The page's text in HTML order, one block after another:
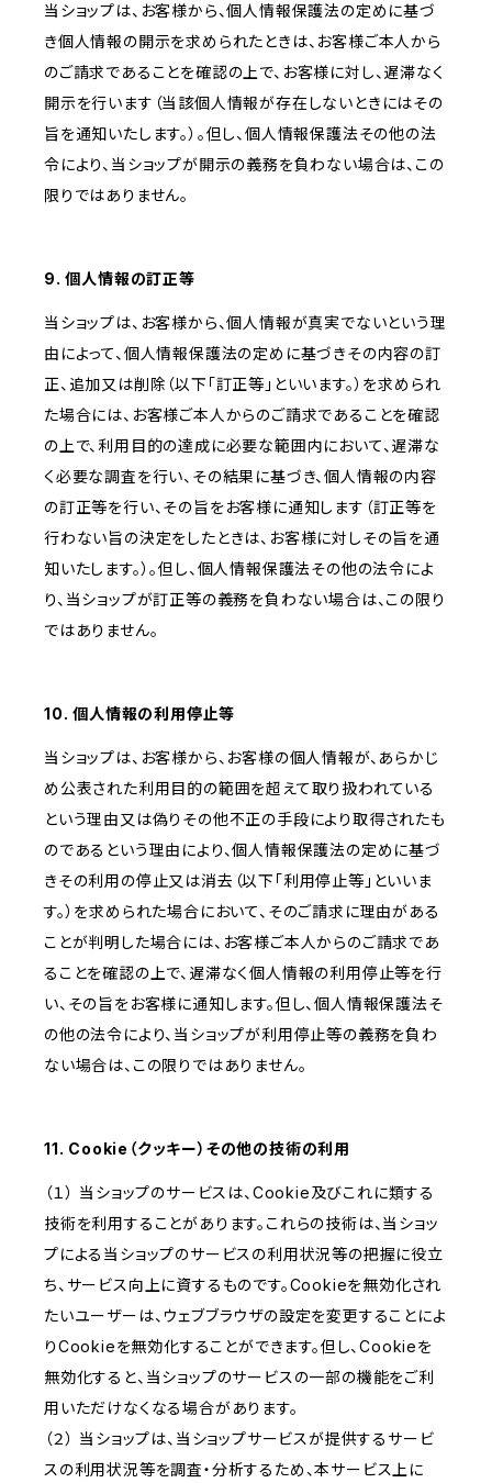
当ショップは、お客様から、個人情報保護法の定めに基づ
き個人情報の開示を求められたときは、お客様ご本人から
のご請求であることを確認の上で、お客様に対し、遅滞なく
開示を行います（当該個人情報が存在しないときにはその
旨を通知いたします。）。但し、個人情報保護法その他の法
令により、当ショップが開示の義務を負わない場合は、この
限りではありません。
9. 個人情報の訂正等
当ショップは、お客様から、個人情報が真実でないという理
由によって、個人情報保護法の定めに基づきその内容の訂
正、追加又は削除（以下「訂正等」といいます。）を求められ
た場合には、お客様ご本人からのご請求であることを確認
の上で、利用目的の達成に必要な範囲内において、遅滞な
く必要な調査を行い、その結果に基づき、個人情報の内容
の訂正等を行い、その旨をお客様に通知します（訂正等を
行わない旨の決定をしたときは、お客様に対しその旨を通
知いたします。）。但し、個人情報保護法その他の法令によ
り、当ショップが訂正等の義務を負わない場合は、この限り
ではありません。
10. 個人情報の利用停止等
当ショップは、お客様から、お客様の個人情報が、あらかじ
め公表された利用目的の範囲を超えて取り扱われている
という理由又は偽りその他不正の手段により取得されたも
のであるという理由により、個人情報保護法の定めに基づ
きその利用の停止又は消去（以下「利用停止等」といいま
す。）を求められた場合において、そのご請求に理由がある
ことが判明した場合には、お客様ご本人からのご請求であ
ることを確認の上で、遅滞なく個人情報の利用停止等を行
い、その旨をお客様に通知します。但し、個人情報保護法そ
の他の法令により、当ショップが利用停止等の義務を負わ
ない場合は、この限りではありません。
11. Cookie（クッキー）その他の技術の利用
（１） 当ショップのサービスは、Cookie及びこれに類する
技術を利用することがあります。これらの技術は、当ショッ
プによる当ショップのサービスの利用状況等の把握に役立
ち、サービス向上に資するものです。Cookieを無効化され
たいユーザーは、ウェブブラウザの設定を変更することによ
りCookieを無効化することができます。但し、Cookieを
無効化すると、当ショップのサービスの一部の機能をご利
用いただけなくなる場合があります。
（２） 当ショップは、当ショップサービスが提供するサービ
スの利用状況等を調査・分析するため、本サービス上に